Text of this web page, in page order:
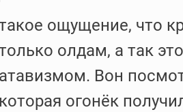
ощущение, что
олдам, а так
атавизмом. Вон
которая огонёк